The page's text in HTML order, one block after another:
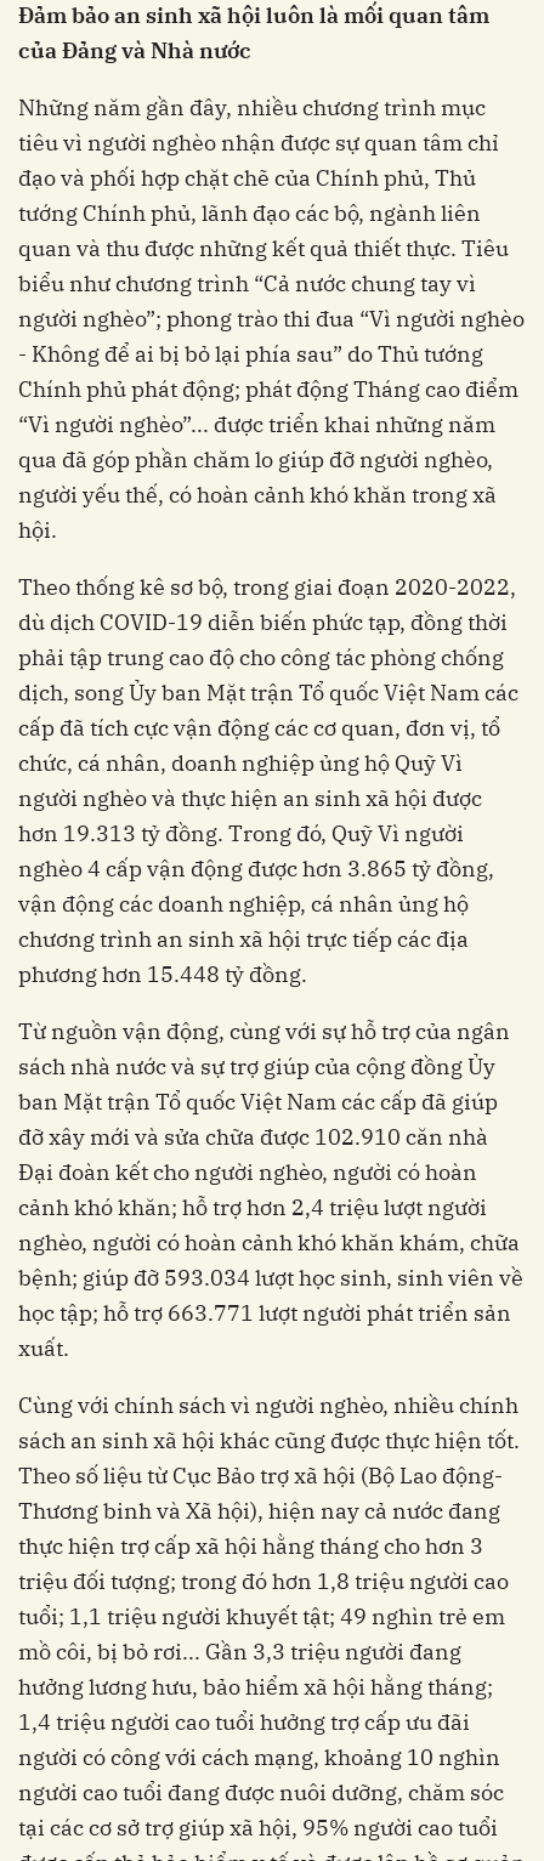
Đảm bảo an sinh xã hội luôn là mối quan tâm
của Đảng và Nhà nước
Những năm gần đây, nhiều chương trình mục
tiêu vì người nghèo nhận được sự quan tâm chỉ
đạo và phối hợp chặt chẽ của Chính phủ, Thủ
tướng Chính phủ, lãnh đạo các bộ, ngành liên
quan và thu được những kết quả thiết thực. Tiêu
biểu như chương trình “Cả nước chung tay vì
người nghèo”; phong trào thi đua “Vì người nghèo
- Không để ai bị bỏ lại phía sau” do Thủ tướng
Chính phủ phát động; phát động Tháng cao điểm
“Vì người nghèo”... được triển khai những năm
qua đã góp phần chăm lo giúp đỡ người nghèo,
người yếu thế, có hoàn cảnh khó khăn trong xã
hội.
Theo thống kê sơ bộ, trong giai đoạn 2020-2022,
dù dịch COVID-19 diễn biến phức tạp, đồng thời
phải tập trung cao độ cho công tác phòng chống
dịch, song Ủy ban Mặt trận Tổ quốc Việt Nam các
cấp đã tích cực vận động các cơ quan, đơn vị, tổ
chức, cá nhân, doanh nghiệp ủng hộ Quỹ Vì
người nghèo và thực hiện an sinh xã hội được
hơn 19.313 tỷ đồng. Trong đó, Quỹ Vì người
nghèo 4 cấp vận động được hơn 3.865 tỷ đồng,
vận động các doanh nghiệp, cá nhân ủng hộ
chương trình an sinh xã hội trực tiếp các địa
phương hơn 15.448 tỷ đồng.
Từ nguồn vận động, cùng với sự hỗ trợ của ngân
sách nhà nước và sự trợ giúp của cộng đồng Ủy
ban Mặt trận Tổ quốc Việt Nam các cấp đã giúp
đỡ xây mới và sửa chữa được 102.910 căn nhà
Đại đoàn kết cho người nghèo, người có hoàn
cảnh khó khăn; hỗ trợ hơn 2,4 triệu lượt người
nghèo, người có hoàn cảnh khó khăn khám, chữa
bệnh; giúp đỡ 593.034 lượt học sinh, sinh viên về
học tập; hỗ trợ 663.771 lượt người phát triển sản
xuất.
Cùng với chính sách vì người nghèo, nhiều chính
sách an sinh xã hội khác cũng được thực hiện tốt.
Theo số liệu từ Cục Bảo trợ xã hội (Bộ Lao động-
Thương binh và Xã hội), hiện nay cả nước đang
thực hiện trợ cấp xã hội hằng tháng cho hơn 3
triệu đối tượng; trong đó hơn 1,8 triệu người cao
tuổi; 1,1 triệu người khuyết tật; 49 nghìn trẻ em
mồ côi, bị bỏ rơi... Gần 3,3 triệu người đang
hưởng lương hưu, bảo hiểm xã hội hằng tháng;
1,4 triệu người cao tuổi hưởng trợ cấp ưu đãi
người có công với cách mạng, khoảng 10 nghìn
người cao tuổi đang được nuôi dưỡng, chăm sóc
tại các cơ sở trợ giúp xã hội, 95% người cao tuổi